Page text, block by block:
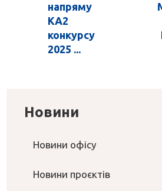
напряму
KA2
конкурсу
2025 ...
Новини
Новини офісу
Новини проєктів